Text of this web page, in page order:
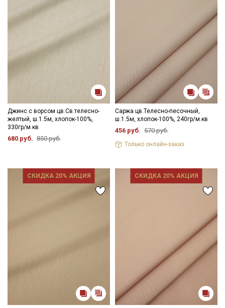
Джинс с ворсом цв.Св.телесно-
желтый, ш.1.5м, хлопок-100%,
330гр/м.кв
680 руб. 850 руб.
Саржа цв.Телесно-песочный,
ш.1.5м, хлопок-100%, 240гр/м.кв
456 руб. 570 руб.
Только онлайн-заказ
СКИДКА 20% АКЦИЯ СКИДКА 20% АКЦИЯ